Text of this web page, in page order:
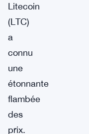
Litecoin
(LTC)
a
connu
une
étonnante
flambée
des
prix.